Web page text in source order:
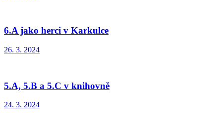
6.A jako herci v Karkulce
26. 3. 2024
5.A, 5.B a 5.C v knihovně
24. 3. 2024